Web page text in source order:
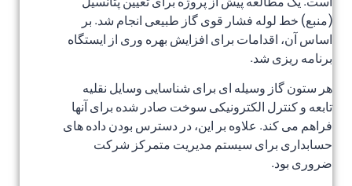
(منبع) خط لوله فشار قوی گاز طبیعی انجام شد. بر
اساس آن، اقدامات برای افزایش بهره وری از ایستگاه
برنامه ریزی شد.
هر ستون گاز وسیله ای برای شناسایی وسایل نقلیه
تابعه و کنترل الکترونیکی سوخت صادر شده برای آنها
فراهم می کند. علاوه بر این، در دسترس بودن داده های
حسابداری برای سیستم مدیریت متمرکز شرکت
ضروری بود.